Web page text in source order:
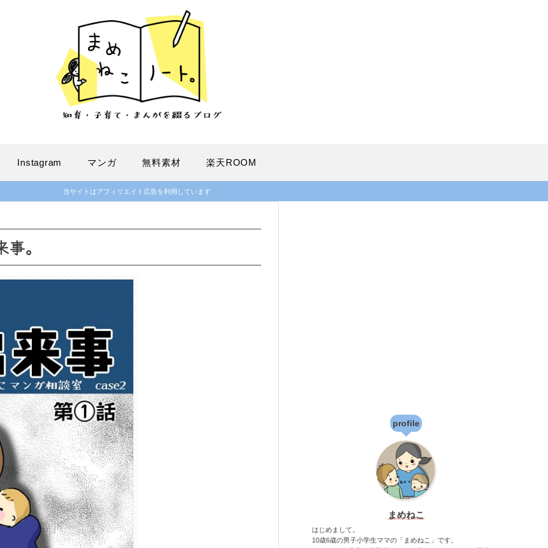
Instagram マンガ 無料素材 楽天ROOM
当サイトはアフィリエイト広告を利用しています
。
profile
まめねこ
はじめまして。
10歳6歳の男子小学生ママの「まめねこ」です。